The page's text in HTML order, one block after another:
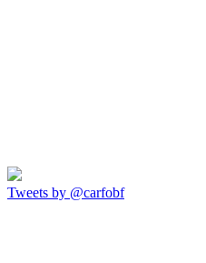
Tweets by @carfobf